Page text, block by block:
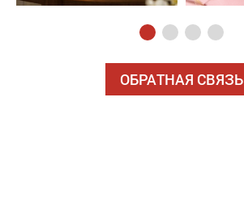
ОБРАТНАЯ СВЯЗЬ